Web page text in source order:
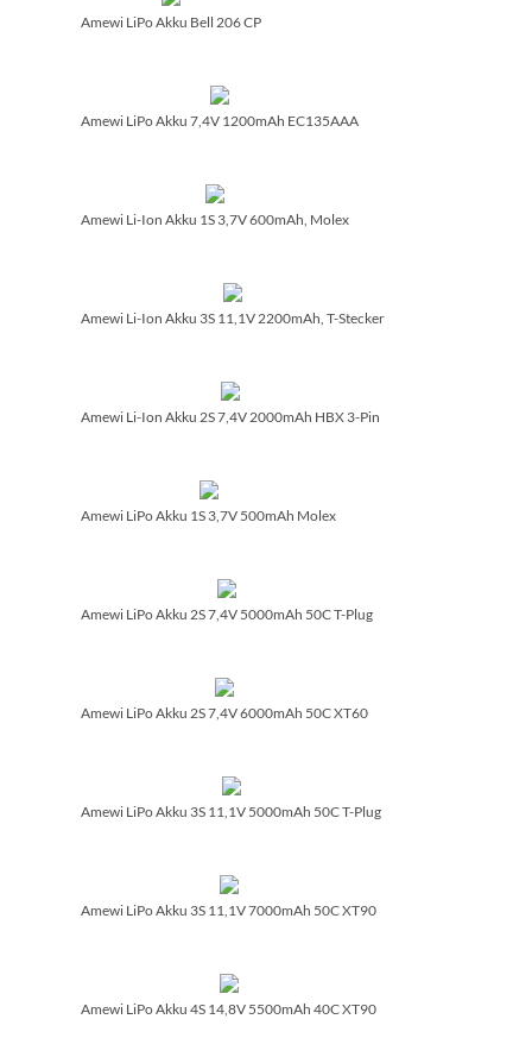
Amewi LiPo Akku Bell 206 CP
Amewi LiPo Akku 7,4V 1200mAh EC135AAA
Amewi Li-Ion Akku 1S 3,7V 600mAh, Molex
Amewi Li-Ion Akku 3S 11,1V 2200mAh, T-Stecker
Amewi Li-Ion Akku 2S 7,4V 2000mAh HBX 3-Pin
Amewi LiPo Akku 1S 3,7V 500mAh Molex
Amewi LiPo Akku 2S 7,4V 5000mAh 50C T-Plug
Amewi LiPo Akku 2S 7,4V 6000mAh 50C XT60
Amewi LiPo Akku 3S 11,1V 5000mAh 50C T-Plug
Amewi LiPo Akku 3S 11,1V 7000mAh 50C XT90
Amewi LiPo Akku 4S 14,8V 5500mAh 40C XT90